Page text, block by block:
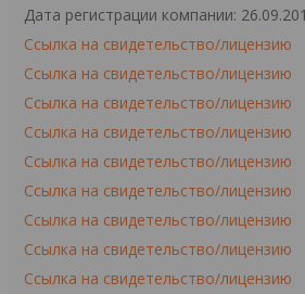
Дата регистрации компании:
Ссылка на свидетельство/лицензию
Ссылка на свидетельство/лицензию
Ссылка на свидетельство/лицензию
Ссылка на свидетельство/лицензию
Ссылка на свидетельство/лицензию
Ссылка на свидетельство/лицензию
Ссылка на свидетельство/лицензию
Ссылка на свидетельство/лицензию
Ссылка на свидетельство/лицензию